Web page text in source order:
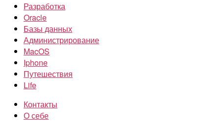
Разработка
Oracle
Базы данных
Администрирование
MacOS
Iphone
Путешествия
Life
Контакты
О себе